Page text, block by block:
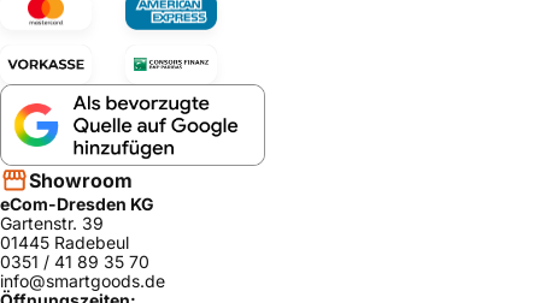
Showroom
eCom-Dresden KG
Gartenstr. 39
01445 Radebeul
0351 / 41 89 35 70
info@smartgoods.de